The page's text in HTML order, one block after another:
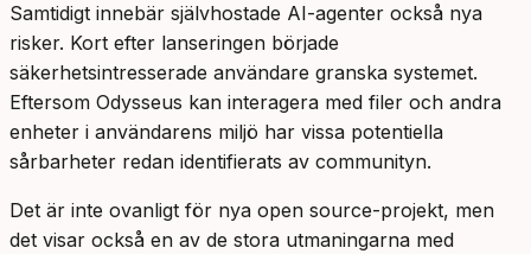
Samtidigt innebär självhostade AI-agenter också nya
risker. Kort efter lanseringen började
säkerhetsintresserade användare granska systemet.
Eftersom Odysseus kan interagera med filer och andra
enheter i användarens miljö har vissa potentiella
sårbarheter redan identifierats av communityn.
Det är inte ovanligt för nya open source-projekt, men
det visar också en av de stora utmaningarna med